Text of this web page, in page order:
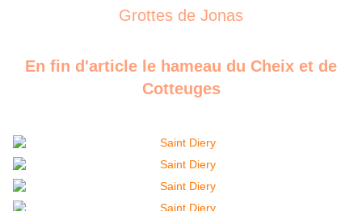
Grottes de Jonas
En fin d'article le hameau du Cheix et de
Cotteuges